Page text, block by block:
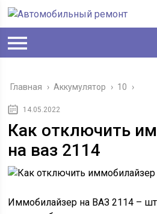
Главная › Аккумулятор › 10 ›
14.05.2022
Как отключить
на ваз 2114
Иммобилайзер на ВАЗ 2114 –